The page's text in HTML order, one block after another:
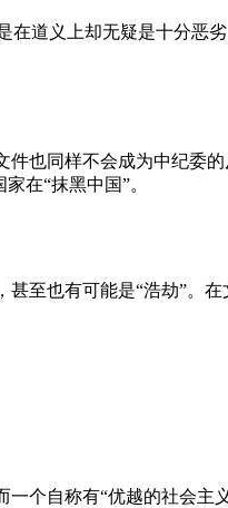
道义上却无疑是十分恶
也同样不会成为中纪委
在“抹黑中国”。
至也有可能是“浩劫”。
个自称有“优越的社会主